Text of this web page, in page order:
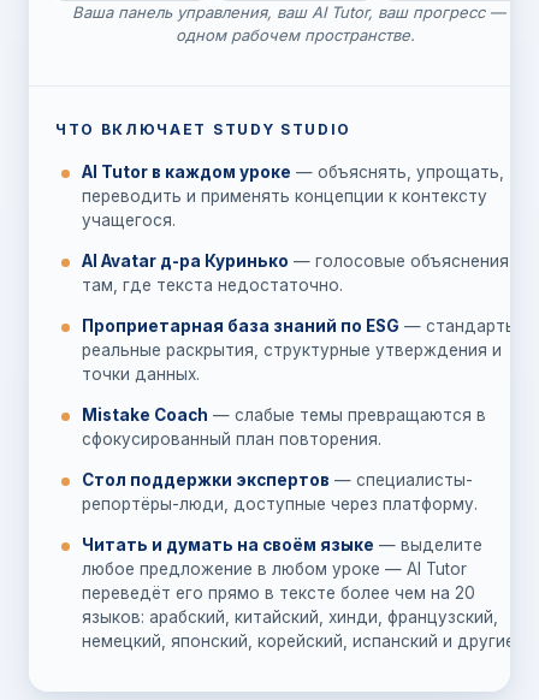
Ваша панель управления, ваш AI Tutor, ваш прогресс — в
одном рабочем пространстве.
ЧТО ВКЛЮЧАЕТ STUDY STUDIO
AI Tutor в каждом уроке — объяснять, упрощать,
переводить и применять концепции к контексту
учащегося.
AI Avatar д-ра Куринько — голосовые объяснения
там, где текста недостаточно.
Проприетарная база знаний по ESG — стандарты,
реальные раскрытия, структурные утверждения и
точки данных.
Mistake Coach — слабые темы превращаются в
сфокусированный план повторения.
Стол поддержки экспертов — специалисты-
репортёры-люди, доступные через платформу.
Читать и думать на своём языке — выделите
любое предложение в любом уроке — AI Tutor
переведёт его прямо в тексте более чем на 20
языков: арабский, китайский, хинди, французский,
немецкий, японский, корейский, испанский и другие.